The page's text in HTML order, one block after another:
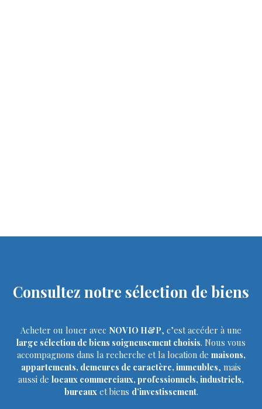
Consultez notre sélection de biens
Acheter ou louer avec NOVIO H&P, c’est accéder à une
large sélection de biens soigneusement choisis. Nous vous
accompagnons dans la recherche et la location de maisons,
appartements, demeures de caractère, immeubles, mais
aussi de locaux commerciaux, professionnels, industriels,
bureaux et biens d’investissement.